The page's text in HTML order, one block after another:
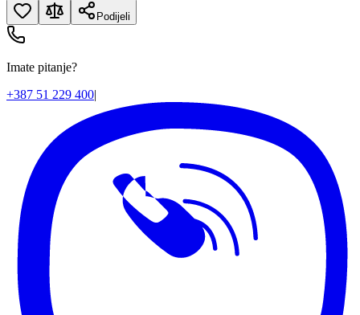
Podijeli
Imate pitanje?
+387 51 229 400|